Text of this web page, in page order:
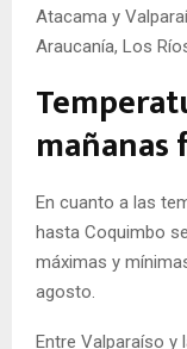
Atacama y
Araucanía, Los
mañanas
En cuanto a las
hasta Coquimbo
máximas y
agosto.
Entre Valparaíso y